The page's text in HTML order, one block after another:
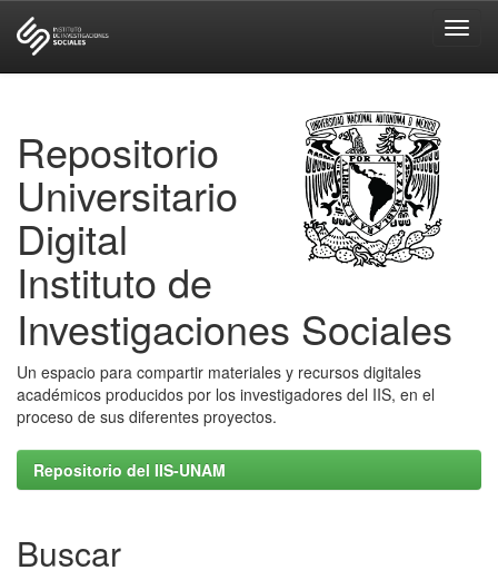
Repositorio
Universitario
Digital
Instituto de
Investigaciones Sociales
Un espacio para compartir materiales y recursos digitales
académicos producidos por los investigadores del IIS, en el
proceso de sus diferentes proyectos.
Repositorio del IIS-UNAM
Buscar